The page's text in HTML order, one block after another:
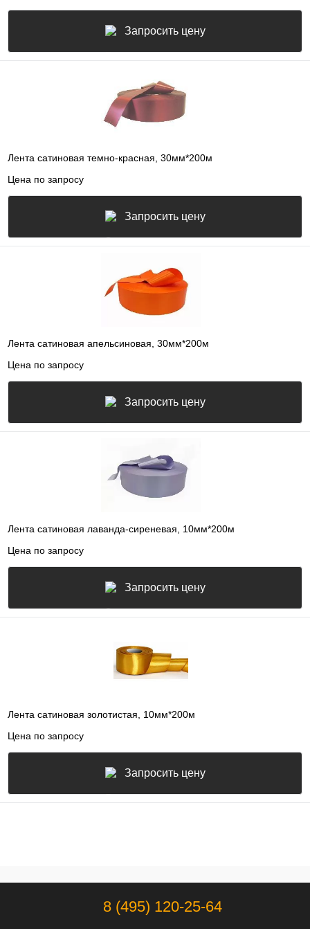
Запросить цену
Лента сатиновая темно-красная, 30мм*200м
Цена по запросу
Запросить цену
Лента сатиновая апельсиновая, 30мм*200м
Цена по запросу
Запросить цену
Лента сатиновая лаванда-сиреневая, 10мм*200м
Цена по запросу
Запросить цену
Лента сатиновая золотистая, 10мм*200м
Цена по запросу
Запросить цену
8 (495) 120-25-64